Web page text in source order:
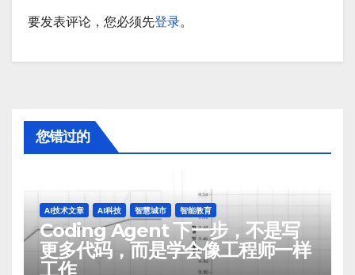
要发表评论，您必须先登录。
您错过的
AI技术文章 AI科技 智慧城市 智能教育
Coding Agent 下一步，不是写
更多代码，而是学会像工程师一样
工作